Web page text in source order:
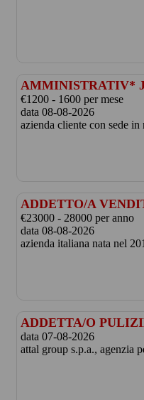
AMMINISTRATIV*
€1200 - 1600 per mese
data 08-08-2026
azienda cliente con sede
ADDETTO/A
€23000 - 28000 per anno
data 08-08-2026
azienda italiana nata nel
ADDETTA/O
data 07-08-2026
attal group s.p.a., agenzia